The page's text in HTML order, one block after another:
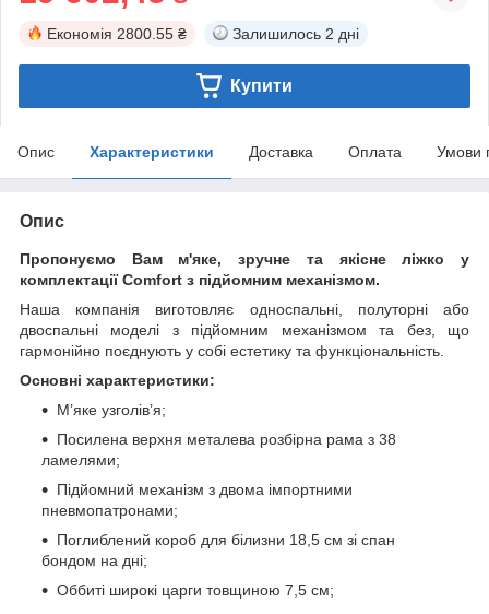
Економія 2800.55 ₴ Залишилось 2 дні
Купити
Опис Характеристики Доставка Оплата Умови
Опис
Пропонуємо Вам м'яке, зручне та якiсне ліжко у
комплектації Comfort з підйомним механізмом.
Наша компанія виготовляє односпальні, полуторні або
двоспальні моделі з підйомним механізмом та без, що
гармонійно поєднують у собі естетику та функціональність.
Основні характеристики:
М’яке узголів’я;
Посилена верхня металева розбірна рама з 38
ламелями;
Підйомний механізм з двома імпортними
пневмопатронами;
Поглиблений короб для білизни 18,5 см зі спан
бондом на дні;
Оббиті широкі царги товщиною 7,5 см;